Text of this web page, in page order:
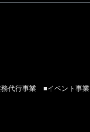
代行事業 ■イベント事業